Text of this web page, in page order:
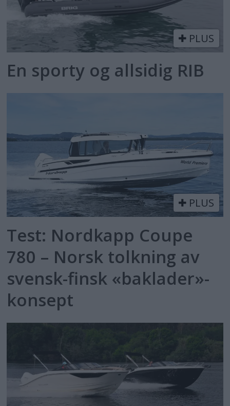
PLUS
En sporty og allsidig RIB
PLUS
Test: Nordkapp Coupe
780 – Norsk tolkning av
svensk-finsk «baklader»-
konsept